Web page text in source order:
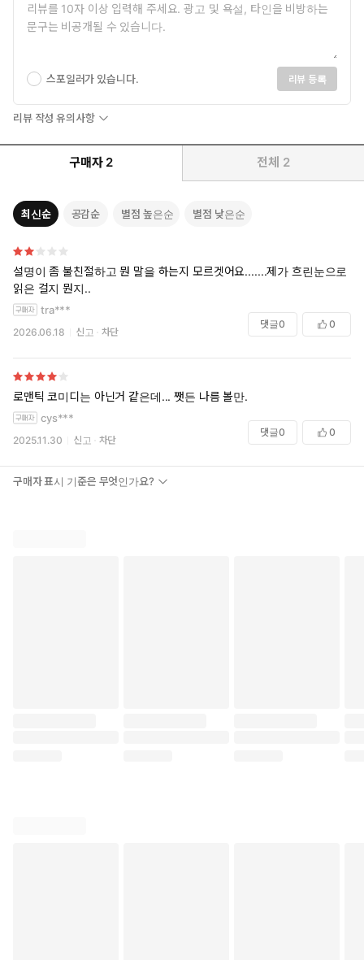
스포일러가 있습니다. 리뷰 등록
리뷰 작성 유의사항
구매자 2 전체 2
최신순 공감순 별점 높은순 별점 낮은순
설명이 좀 불친절하고 뭔 말을 하는지 모르겟어요.......제가 흐린눈으로
읽은 걸지 뭔지..
tra***
2026.06.18 신고 차단
댓글0 0
로맨틱 코미디는 아닌거 같은데... 쨋든 나름 볼만.
cys***
2025.11.30 신고 차단
댓글0 0
구매자 표시 기준은 무엇인가요?